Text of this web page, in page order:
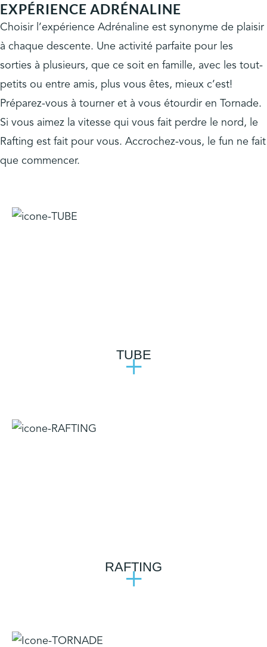
EXPÉRIENCE ADRÉNALINE
Choisir l’expérience Adrénaline est synonyme de plaisir
à chaque descente. Une activité parfaite pour les
sorties à plusieurs, que ce soit en famille, avec les tout-
petits ou entre amis, plus vous êtes, mieux c’est!
Préparez-vous à tourner et à vous étourdir en Tornade.
Si vous aimez la vitesse qui vous fait perdre le nord, le
Rafting est fait pour vous. Accrochez-vous, le fun ne fait
que commencer.
TUBE
+
RAFTING
+